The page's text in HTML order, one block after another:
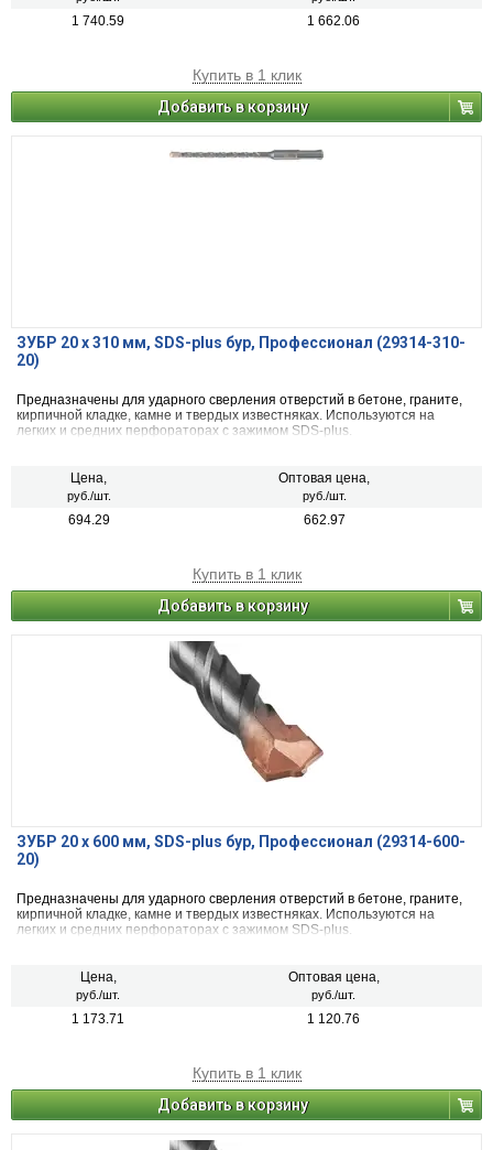
1 740.59 1 662.06
Купить в 1 клик
Добавить в корзину
ЗУБР 20 x 310 мм, SDS-plus бур, Профессионал (29314-310-
20)
Предназначены для ударного сверления отверстий в бетоне, граните,
кирпичной кладке, камне и твердых известняках. Используются на
легких и средних перфораторах с зажимом SDS-plus.
Цена,
руб./шт.
Оптовая цена,
руб./шт.
694.29 662.97
Купить в 1 клик
Добавить в корзину
ЗУБР 20 x 600 мм, SDS-plus бур, Профессионал (29314-600-
20)
Предназначены для ударного сверления отверстий в бетоне, граните,
кирпичной кладке, камне и твердых известняках. Используются на
легких и средних перфораторах с зажимом SDS-plus.
Цена,
руб./шт.
Оптовая цена,
руб./шт.
1 173.71 1 120.76
Купить в 1 клик
Добавить в корзину